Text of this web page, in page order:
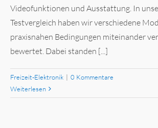
Video­funktionen und Ausstattung. In
Testvergleich haben wir verschiedene
praxisnahen Bedingungen miteinander
bewertet. Dabei standen [...]
Freizeit-Elektronik | 0 Kommentare
Weiterlesen